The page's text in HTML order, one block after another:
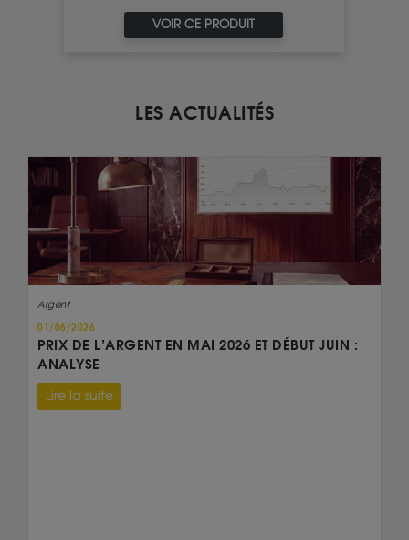
VOIR CE PRODUIT
LES ACTUALITÉS
Argent
01/06/2026
PRIX DE L’ARGENT EN MAI 2026 ET DÉBUT JUIN :
ANALYSE
Lire la suite